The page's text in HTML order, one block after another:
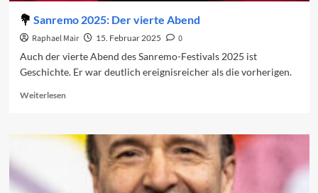
Sanremo 2025: Der vierte Abend
Raphael Mair 15. Februar 2025
0
Auch der vierte Abend des Sanremo-Festivals 2025 ist
Geschichte. Er war deutlich ereignisreicher als die vorherigen.
WeiterlesenRead
Sanremo
2025: